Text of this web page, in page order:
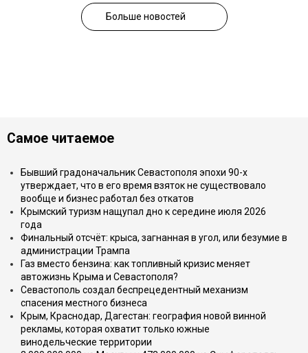
Больше новостей
Самое читаемое
Бывший градоначальник Севастополя эпохи 90-х
утверждает, что в его время взяток не существовало
вообще и бизнес работал без откатов
Крымский туризм нащупал дно к середине июля 2026
года
Финальный отсчёт: крыса, загнанная в угол, или безумие в
администрации Трампа
Газ вместо бензина: как топливный кризис меняет
автожизнь Крыма и Севастополя?
Севастополь создал беспрецедентный механизм
спасения местного бизнеса
Крым, Краснодар, Дагестан: география новой винной
рекламы, которая охватит только южные
винодельческие территории